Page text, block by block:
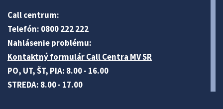
Call centrum:
Telefón: 0800 222 222
Nahlásenie problému:
Kontaktný formulár Call Centra MV SR
PO, UT, ŠT, PIA: 8.00 - 16.00
STREDA: 8.00 - 17.00